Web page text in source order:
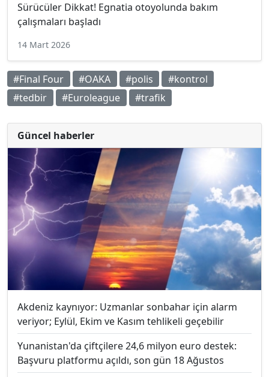
Sürücüler Dikkat! Egnatia otoyolunda bakım
çalışmaları başladı
14 Mart 2026
#Final Four #OAKA #polis
#kontrol
#tedbir
#Euroleague #trafik
Güncel haberler
Akdeniz kaynıyor: Uzmanlar sonbahar için alarm
veriyor; Eylül, Ekim ve Kasım tehlikeli geçebilir
Yunanistan'da çiftçilere 24,6 milyon euro destek:
Başvuru platformu açıldı, son gün 18 Ağustos